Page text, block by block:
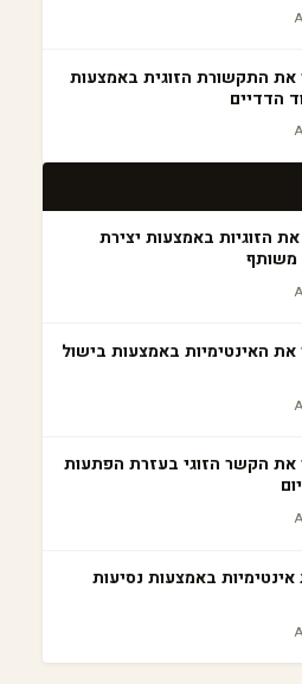
את התקשורת הזוגית באמצעות
הדדיים
הזוגיות באמצעות יצירת
משותף
האינטימיות באמצעות בישול
את הקשר הזוגי בעזרת הפתעות
אינטימיות באמצעות נסיעות